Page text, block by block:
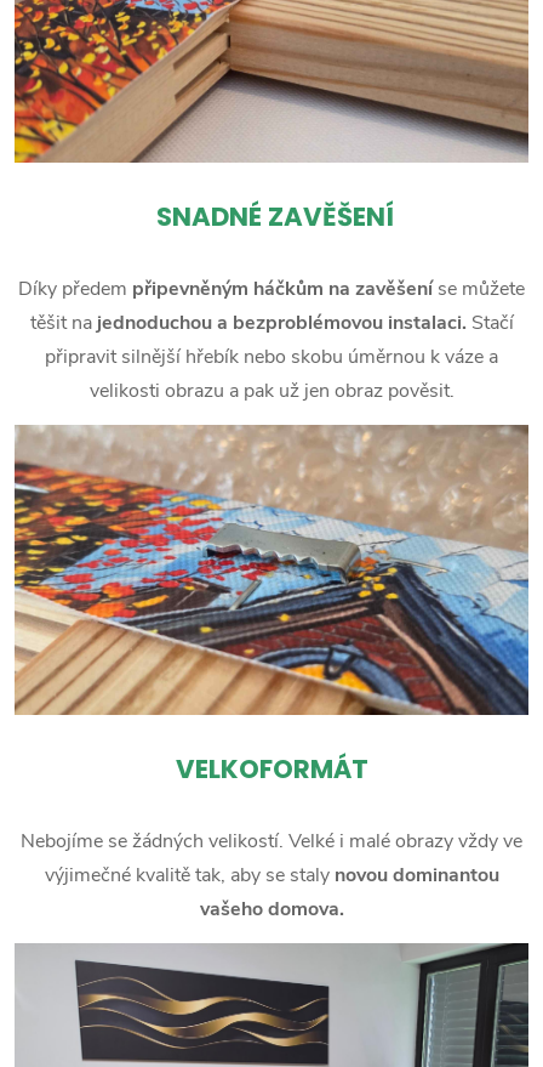
SNADNÉ ZAVĚŠENÍ
Díky předem připevněným háčkům na zavěšeníse můžete
těšit na jednoduchou a bezproblémovou instalaci. Stačí
připravit silnější hřebík nebo skobu úměrnou k váze a
velikosti obrazu a pak už jen obraz pověsit.
VELKOFORMÁT
Nebojíme se žádných velikostí. Velké i malé obrazy vždy ve
výjimečné kvalitě tak, aby se staly novou dominantou
vašeho domova.